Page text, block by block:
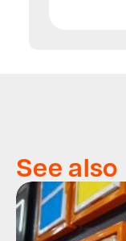
See also